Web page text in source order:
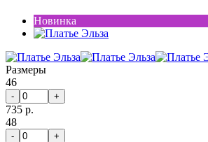
Новинка
Размеры
46
- +
735 р.
48
- +